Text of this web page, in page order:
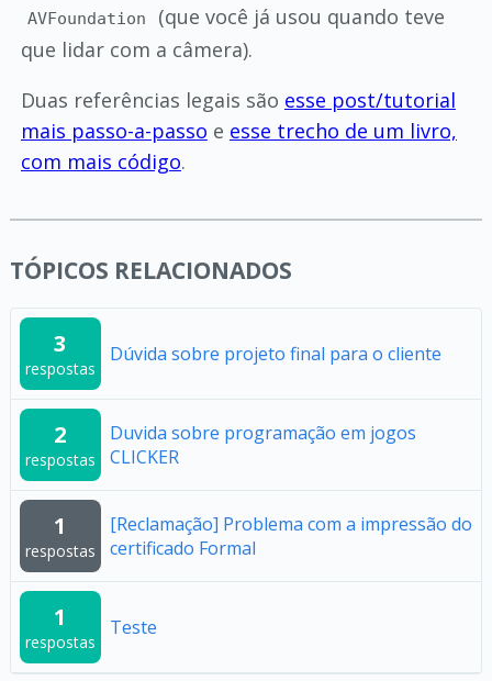
AVFoundation
(que você já usou quando teve
que lidar com a câmera).
Duas referências legais são esse post/tutorial
mais passo-a-passo e esse trecho de um livro,
com mais código.
TÓPICOS RELACIONADOS
3
respostas
Dúvida sobre projeto final para o cliente
2
respostas
Duvida sobre programação em jogos
CLICKER
1
respostas
[Reclamação] Problema com a impressão do
certificado Formal
1
respostas
Teste